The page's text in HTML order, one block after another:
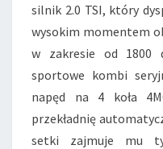
silnik 2.0 TSI, który
wysokim momentem
w zakresie od 1800
sportowe kombi
napęd na 4 koła
przekładnię
setki zajmuje mu